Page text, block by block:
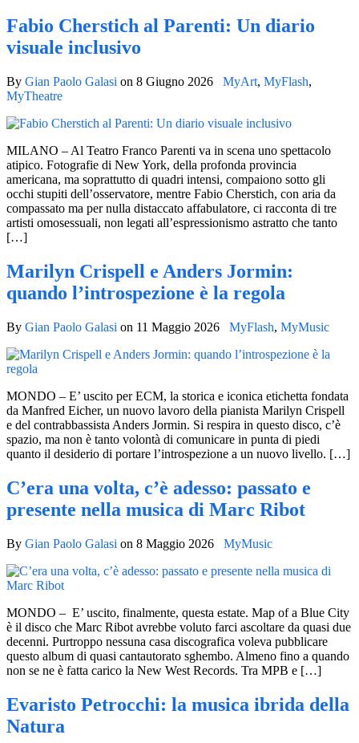
Fabio Cherstich al Parenti: Un diario
visuale inclusivo
By Gian Paolo Galasi on 8 Giugno 2026 MyArt, MyFlash,
MyTheatre
MILANO – Al Teatro Franco Parenti va in scena uno spettacolo
atipico. Fotografie di New York, della profonda provincia
americana, ma soprattutto di quadri intensi, compaiono sotto gli
occhi stupiti dell’osservatore, mentre Fabio Cherstich, con aria da
compassato ma per nulla distaccato affabulatore, ci racconta di tre
artisti omosessuali, non legati all’espressionismo astratto che tanto
[…]
Marilyn Crispell e Anders Jormin:
quando l’introspezione è la regola
By Gian Paolo Galasi on 11 Maggio 2026 MyFlash, MyMusic
MONDO – E’ uscito per ECM, la storica e iconica etichetta fondata
da Manfred Eicher, un nuovo lavoro della pianista Marilyn Crispell
e del contrabbassista Anders Jormin. Si respira in questo disco, c’è
spazio, ma non è tanto volontà di comunicare in punta di piedi
quanto il desiderio di portare l’introspezione a un nuovo livello. […]
C’era una volta, c’è adesso: passato e
presente nella musica di Marc Ribot
By Gian Paolo Galasi on 8 Maggio 2026 MyMusic
MONDO – E’ uscito, finalmente, questa estate. Map of a Blue City
è il disco che Marc Ribot avrebbe voluto farci ascoltare da quasi due
decenni. Purtroppo nessuna casa discografica voleva pubblicare
questo album di quasi cantautorato sghembo. Almeno fino a quando
non se ne è fatta carico la New West Records. Tra MPB e […]
Evaristo Petrocchi: la musica ibrida della
Natura